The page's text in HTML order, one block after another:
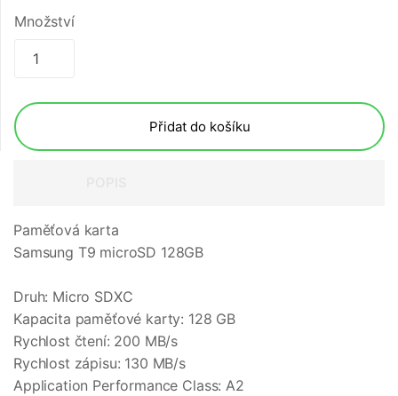
Množství
Přidat do košíku
Paměťová karta
Samsung T9 microSD 128GB
Druh: Micro SDXC
Kapacita paměťové karty: 128 GB
Rychlost čtení: 200 MB/s
Rychlost zápisu: 130 MB/s
Application Performance Class: A2